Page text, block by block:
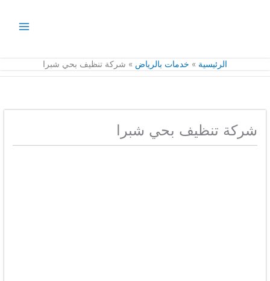
الرئيسية خدمات بالرياض شركة تنظيف بحي شبرا
شركة تنظيف بحي شبرا